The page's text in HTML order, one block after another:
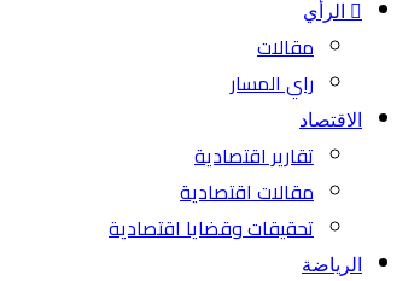
الرأي
مقالات
راي المسار
الاقتصاد
تقارير اقتصادية
مقالات اقتصادية
تحقيقات وقضايا اقتصادية
الرياضة